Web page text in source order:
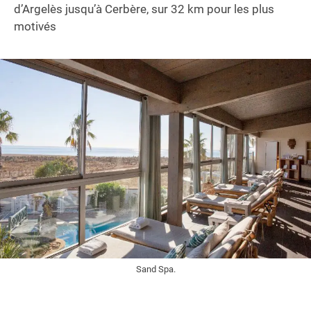
d’Argelès jusqu’à Cerbère, sur 32 km pour les plus
motivés
Sand Spa.